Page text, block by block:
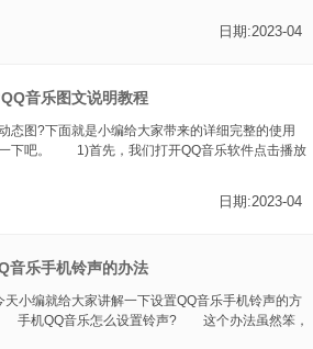
日期:2023-04
音乐图文说明教程
态图?下面就是小编给大家带来的详细完整的使用
下吧。 1)首先，我们打开QQ音乐软件点击播放
日期:2023-04
音乐手机铃声的办法
小编就给大家讲解一下设置QQ音乐手机铃声的方
手机QQ音乐怎么设置铃声? 这个办法虽然笨，